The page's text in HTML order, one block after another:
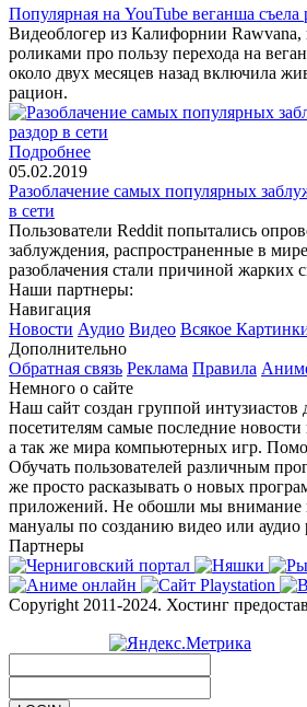
Популярная на YouTube веганша съела
Видеоблогер из Калифорнии Rawvana,
роликами про пользу перехода на
около двух месяцев назад включила
рацион.
Подробнее
05.02.2019
Разоблачение самых популярных
в сети
Пользователи Reddit попытались
заблуждения, распространенные в
разоблачения стали причиной жарких
Наши партнеры:
Навигация
Новости Аудио Видео Всякое
Дополнительно
Обратная связь Реклама Правила
Немного о сайте
Наш сайт создан группой
посетителям самые последние
а так же мира компьютерных игр.
Обучать пользователей различным
же просто расказывать о новых
приложений. Не обошли мы внимание
мануалы по созданию видео или аудио
Партнеры
Copyright 2011-2024. Хостинг